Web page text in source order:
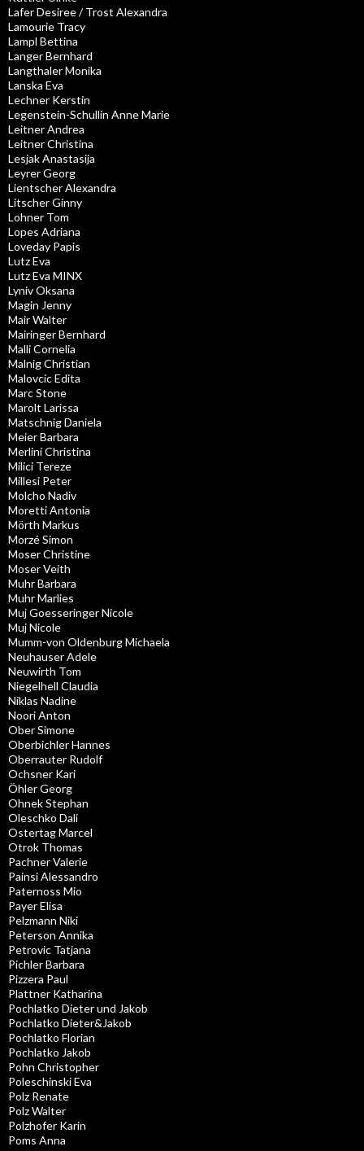
Lafer Desiree / Trost Alexandra
Lamourie Tracy
Lampl Bettina
Langer Bernhard
Langthaler Monika
Lanska Eva
Lechner Kerstin
Legenstein-Schullin Anne Marie
Leitner Andrea
Leitner Christina
Lesjak Anastasija
Leyrer Georg
Lientscher Alexandra
Litscher Ginny
Lohner Tom
Lopes Adriana
Loveday Papis
Lutz Eva
Lutz Eva MINX
Lyniv Oksana
Magin Jenny
Mair Walter
Mairinger Bernhard
Malli Cornelia
Malnig Christian
Malovcic Edita
Marc Stone
Marolt Larissa
Matschnig Daniela
Meier Barbara
Merlini Christina
Milici Tereze
Millesi Peter
Molcho Nadiv
Moretti Antonia
Mörth Markus
Morzé Simon
Moser Christine
Moser Veith
Muhr Barbara
Muhr Marlies
Muj Goesseringer Nicole
Muj Nicole
Mumm-von Oldenburg Michaela
Neuhauser Adele
Neuwirth Tom
Niegelhell Claudia
Niklas Nadine
Noori Anton
Ober Simone
Oberbichler Hannes
Oberrauter Rudolf
Ochsner Kari
Öhler Georg
Ohnek Stephan
Oleschko Dali
Ostertag Marcel
Otrok Thomas
Pachner Valerie
Painsi Alessandro
Paternoss Mio
Payer Elisa
Pelzmann Niki
Peterson Annika
Petrovic Tatjana
Pichler Barbara
Pizzera Paul
Plattner Katharina
Pochlatko Dieter und Jakob
Pochlatko Dieter&Jakob
Pochlatko Florian
Pochlatko Jakob
Pohn Christopher
Poleschinski Eva
Polz Renate
Polz Walter
Polzhofer Karin
Poms Anna